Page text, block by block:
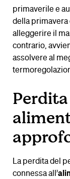
primaverile e
della primavera
alleggerire il
contrario,
assolvere al
La perdita del
connessa all’